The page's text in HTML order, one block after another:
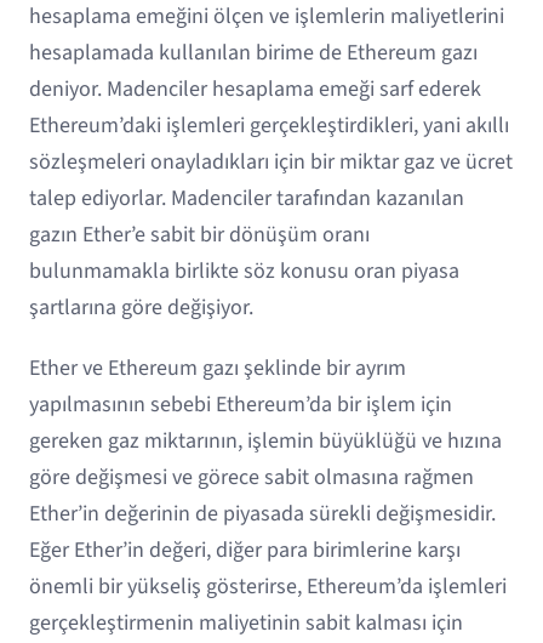
hesaplama emeğini ölçen ve işlemlerin maliyetlerini
hesaplamada kullanılan birime de Ethereum gazı
deniyor. Madenciler hesaplama emeği sarf ederek
Ethereum’daki işlemleri gerçekleştirdikleri, yani akıllı
sözleşmeleri onayladıkları için bir miktar gaz ve ücret
talep ediyorlar. Madenciler tarafından kazanılan
gazın Ether’e sabit bir dönüşüm oranı
bulunmamakla birlikte söz konusu oran piyasa
şartlarına göre değişiyor.
Ether ve Ethereum gazı şeklinde bir ayrım
yapılmasının sebebi Ethereum’da bir işlem için
gereken gaz miktarının, işlemin büyüklüğü ve hızına
göre değişmesi ve görece sabit olmasına rağmen
Ether’in değerinin de piyasada sürekli değişmesidir.
Eğer Ether’in değeri, diğer para birimlerine karşı
önemli bir yükseliş gösterirse, Ethereum’da işlemleri
gerçekleştirmenin maliyetinin sabit kalması için